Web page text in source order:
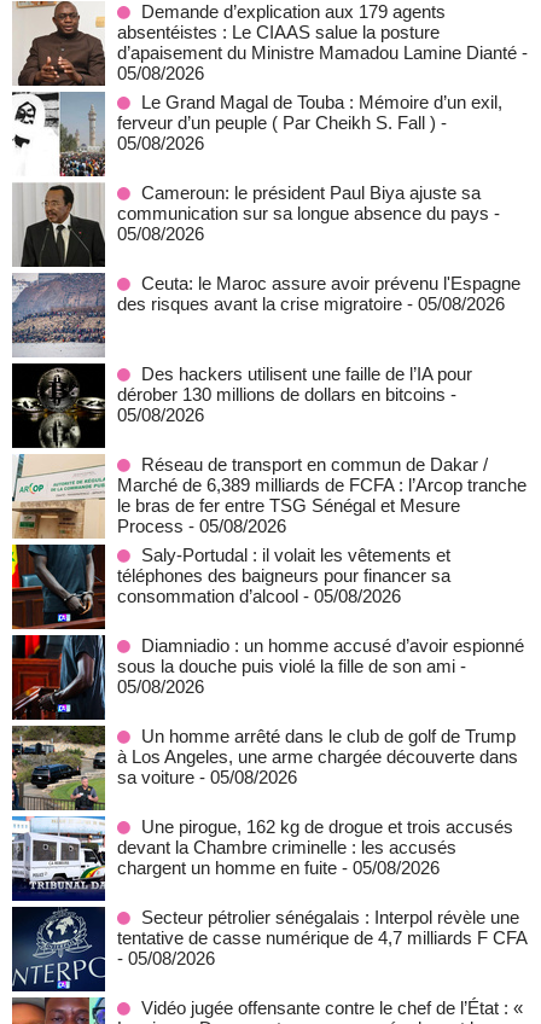
Demande d’explication aux 179 agents
absentéistes : Le CIAAS salue la posture
d’apaisement du Ministre Mamadou Lamine Dianté -
05/08/2026
Le Grand Magal de Touba : Mémoire d’un exil,
ferveur d’un peuple ( Par Cheikh S. Fall ) -
05/08/2026
Cameroun: le président Paul Biya ajuste sa
communication sur sa longue absence du pays -
05/08/2026
Ceuta: le Maroc assure avoir prévenu l'Espagne
des risques avant la crise migratoire - 05/08/2026
Des hackers utilisent une faille de l’IA pour
dérober 130 millions de dollars en bitcoins -
05/08/2026
Réseau de transport en commun de Dakar /
Marché de 6,389 milliards de FCFA : l’Arcop tranche
le bras de fer entre TSG Sénégal et Mesure
Process - 05/08/2026
Saly-Portudal : il volait les vêtements et
téléphones des baigneurs pour financer sa
consommation d’alcool - 05/08/2026
Diamniadio : un homme accusé d’avoir espionné
sous la douche puis violé la fille de son ami -
05/08/2026
Un homme arrêté dans le club de golf de Trump
à Los Angeles, une arme chargée découverte dans
sa voiture - 05/08/2026
Une pirogue, 162 kg de drogue et trois accusés
devant la Chambre criminelle : les accusés
chargent un homme en fuite - 05/08/2026
Secteur pétrolier sénégalais : Interpol révèle une
tentative de casse numérique de 4,7 milliards F CFA
- 05/08/2026
Vidéo jugée offensante contre le chef de l’État : «